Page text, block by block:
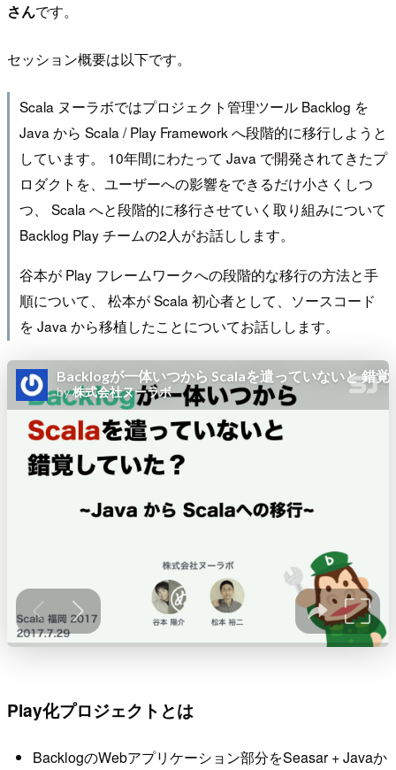
さんです。
セッション概要は以下です。
Scala ヌーラボではプロジェクト管理ツール Backlog を
Java から Scala / Play Framework へ段階的に移行しようと
しています。 10年間にわたって Java で開発されてきたプ
ロダクトを、ユーザーへの影響をできるだけ小さくしつ
つ、 Scala へと段階的に移行させていく取り組みについて
Backlog Play チームの2人がお話しします。
谷本が Play フレームワークへの段階的な移行の方法と手
順について、 松本が Scala 初心者として、ソースコード
を Java から移植したことについてお話しします。
Play化プロジェクトとは
BacklogのWebアプリケーション部分をSeasar + Javaか